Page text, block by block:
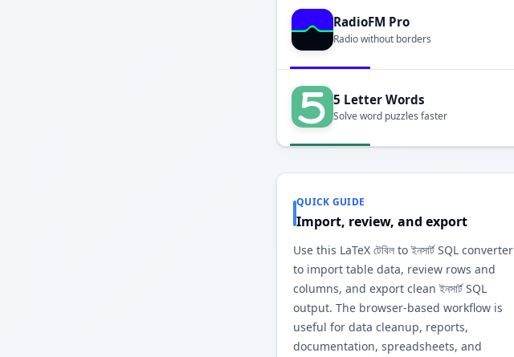
RadioFM Pro
Radio without borders
5 Letter Words
Solve word puzzles faster
QUICK GUIDE
Import, review, and export
Use this LaTeX টেবিল to ইনসার্ট SQL converter
to import table data, review rows and
columns, and export clean ইনসার্ট SQL
output. The browser-based workflow is
useful for data cleanup, reports,
documentation, spreadsheets, and